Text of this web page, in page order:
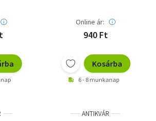
Online ár:
940 Ft
Kosárba
6 - 8 munkanap
ANTIKVÁR